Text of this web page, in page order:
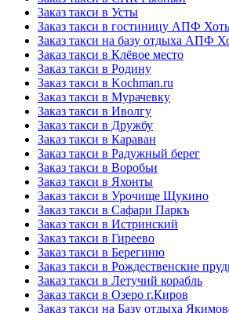
Заказ такси в Усты
Заказ такси в гостиницу АПФ
Заказ такси на базу отдыха АПФ
Заказ такси в Клёвое место
Заказ такси в Родину
Заказ такси в Kochman.ru
Заказ такси в Мурачевку
Заказ такси в Иволгу
Заказ такси в Дружбу
Заказ такси в Караван
Заказ такси в Радужный берег
Заказ такси в Воробьи
Заказ такси в Яхонты
Заказ такси в Урочище Щукино
Заказ такси в Сафари Паркъ
Заказ такси в Истринский
Заказ такси в Гиреево
Заказ такси в Берегиню
Заказ такси в Рождественские
Заказ такси в Летучий корабль
Заказ такси в Озеро г.Киров
Заказ такси на Базу отдыха